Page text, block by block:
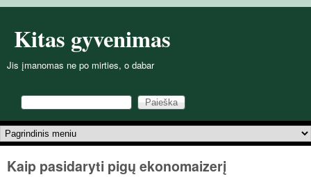
Kitas gyvenimas
Jis įmanomas ne po mirties, o dabar
Paieškos forma
Paieška
Pagrindinis meniu
Kaip pasidaryti pigų ekonomaizerį